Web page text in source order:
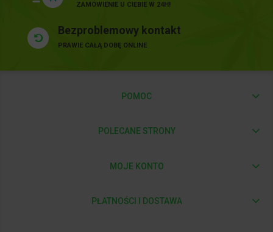
ZAMÓWIENIE U CIEBIE W 24H!
Bezproblemowy kontakt
PRAWIE CAŁĄ DOBĘ ONLINE
POMOC
POLECANE STRONY
MOJE KONTO
PŁATNOŚCI I DOSTAWA